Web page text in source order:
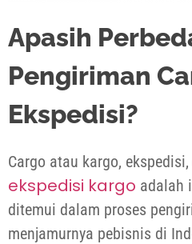
Apasih
Pengiriman
Ekspedisi?
Cargo atau kargo,
ekspedisi kargo adalah
ditemui dalam proses
menjamurnya pebisnis di